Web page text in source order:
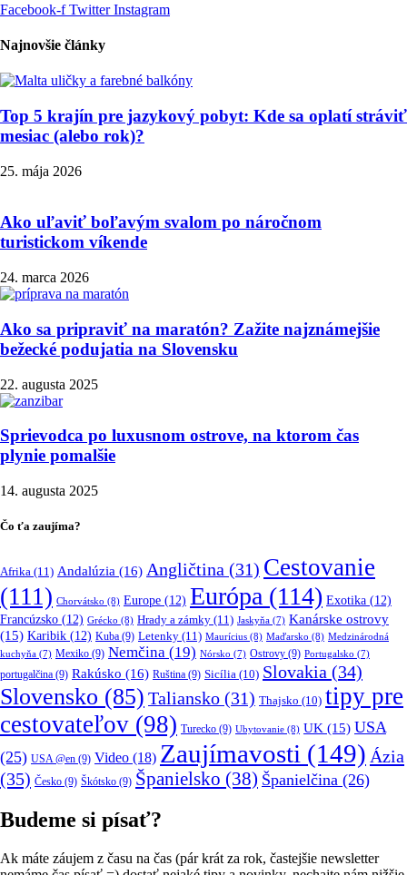
Facebook-f Twitter Instagram
Najnovšie články
Top 5 krajín pre jazykový pobyt: Kde sa oplatí stráviť
mesiac (alebo rok)?
25. mája 2026
Ako uľaviť boľavým svalom po náročnom
turistickom víkende
24. marca 2026
Ako sa pripraviť na maratón? Zažite najznámejšie
bežecké podujatia na Slovensku
22. augusta 2025
Sprievodca po luxusnom ostrove, na ktorom čas
plynie pomalšie
14. augusta 2025
Čo ťa zaujíma?
Afrika (11) Andalúzia (16) Angličtina (31) Cestovanie
(111) Chorvátsko (8) Europe (12) Európa (114) Exotika (12)
Francúzsko (12) Grécko (8) Hrady a zámky (11) Jaskyňa (7) Kanárske ostrovy
(15) Karibik (12) Kuba (9) Letenky (11) Maurícius (8) Maďarsko (8) Medzinárodná
kuchyňa (7) Mexiko (9) Nemčina (19) Nórsko (7) Ostrovy (9) Portugalsko (7)
portugalčina (9) Rakúsko (16) Ruština (9) Sicília (10) Slovakia (34)
Slovensko (85) Taliansko (31) Thajsko (10) tipy pre
cestovateľov (98) Turecko (9) Ubytovanie (8) UK (15) USA
(25) USA @en (9) Video (18) Zaujímavosti (149) Ázia
(35) Česko (9) Škótsko (9) Španielsko (38) Španielčina (26)
Budeme si písať?
Ak máte záujem z času na čas (pár krát za rok, častejšie newsletter